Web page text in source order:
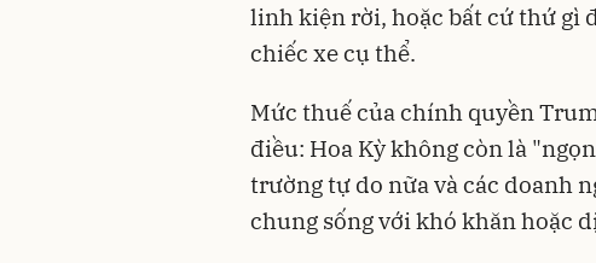
linh kiện rời, hoặc bất cứ thứ gì
chiếc xe cụ thể.
Mức thuế của chính quyền
điều: Hoa Kỳ không còn là
trường tự do nữa và các doanh
chung sống với khó khăn hoặc